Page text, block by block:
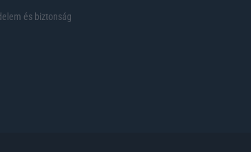
és biztonság